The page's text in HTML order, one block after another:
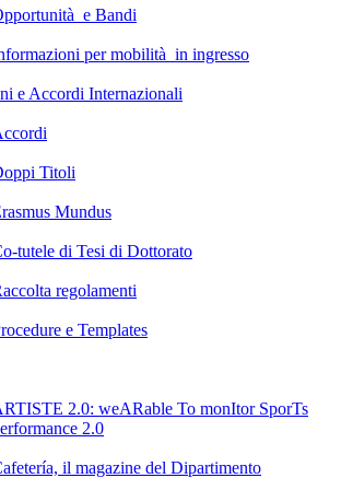
e Bandi
per mobilità in ingresso
e Accordi Internazionali
Titoli
Mundus
tutele di Tesi di Dottorato
regolamenti
e Templates
2.0: weARable To monItor SporTs
2.0
il magazine del Dipartimento